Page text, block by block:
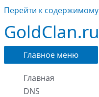
Перейти к содержимому
GoldClan.ru
Главное меню
Главная
DNS